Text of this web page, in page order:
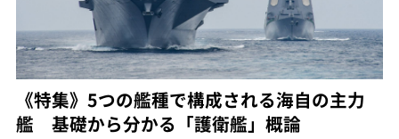
《特集》5つの艦種で構成される海自の主力
艦 基礎から分かる「護衛艦」概論